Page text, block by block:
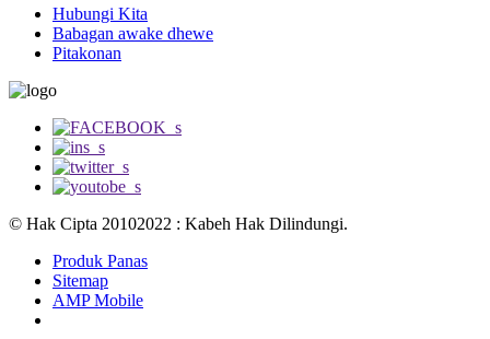
Hubungi Kita
Babagan awake dhewe
Pitakonan
© Hak Cipta 20102022 : Kabeh Hak Dilindungi.
Produk Panas
Sitemap
AMP Mobile